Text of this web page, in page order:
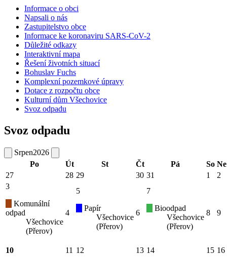
Informace o obci
Napsali o nás
Zastupitelstvo obce
Informace ke koronaviru SARS-CoV-2
Důležité odkazy
Interaktivní mapa
Řešení životních situací
Bohuslav Fuchs
Komplexní pozemkové úpravy
Dotace z rozpočtu obce
Kulturní dům Všechovice
Svoz odpadu
Svoz odpadu
Srpen2026
Po
Út St Čt Pá So Ne
27
28 29 30 31 1
2
3
Komunální
odpad
Všechovice
(Přerov)
4
5
Papír
Všechovice
(Přerov)
6
7
Bioodpad
Všechovice
(Přerov)
8 9
10 11 12 13 14 15 16